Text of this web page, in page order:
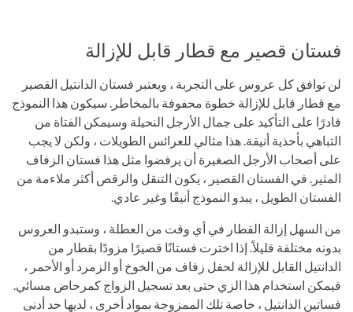
فستان قصير مع قطار قابل للإزالة
لن توافق كل عروس على التجربة ، ويعتبر فستان الدانتيل القصير
مع قطار قابل للإزالة خطوة محفوفة بالمخاطر. سيكون هذا النموذج
قادرًا على التأكيد على جمال الأرجل النحيلة وسيمكن الفتاة من
التباهي بأحذية أنيقة. هذا مثالي للعرائس الطويلات ، ولكن لا يجب
على أصحاب الأرجل الصغيرة أن يرفضوا مثل هذا فستان الزفاف
المثير. في الفستان القصير ، يكون التنقل والرقص أكثر ملاءمة من
الفستان الطويل ، يبدو النموذج أنيقًا وغير عادي.
من السهل إزالة القطار في أي وقت من العطلة ، وستبدو العروس
بدونه مختلفة قليلاً. إذا اخترت فستانًا قصيرًا مزودًا بقطار من
الدانتيل القابل للإزالة لحفل زفاف من الخوخ أو الزمرد أو الأحمر ،
فيمكن استخدام هذا الزي حتى بعد تسجيل الزواج كمرحاض مسائي.
فساتين الدانتيل ، خاصة تلك الممزوجة بمواد أخرى ، لديها حد أدنى